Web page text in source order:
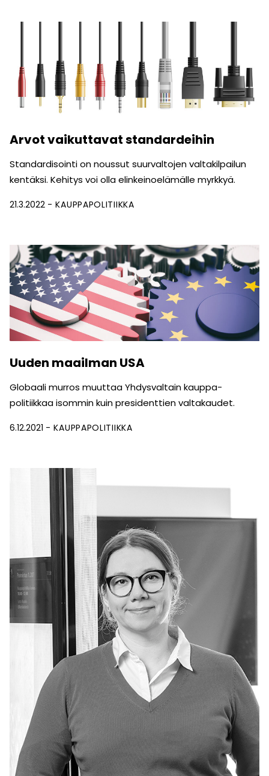
Arvot vaikuttavat standardeihin
Standardisointi on noussut suurvaltojen valtakilpailun
kentäksi. Kehitys voi olla elinkeinoelämälle myrkkyä.
21.3.2022 KAUPPAPOLITIIKKA
Uuden maailman USA
Globaali murros muuttaa Yhdysvaltain kauppa­
politiikkaa isommin kuin presidenttien valtakaudet.
6.12.2021 KAUPPAPOLITIIKKA